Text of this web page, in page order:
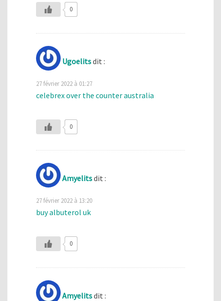
0
Ugoelitsdit :
27 février 2022 à 01:27
celebrex over the counter australia
0
Amyelitsdit :
27 février 2022 à 13:20
buy albuterol uk
0
Amyelitsdit :